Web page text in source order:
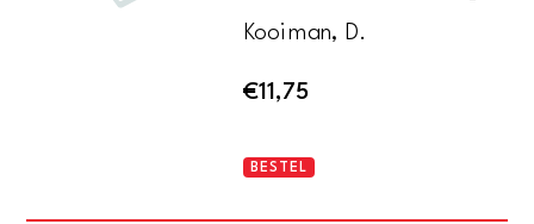
Kooiman, D.
€11,75
Noordhollands
BESTEL